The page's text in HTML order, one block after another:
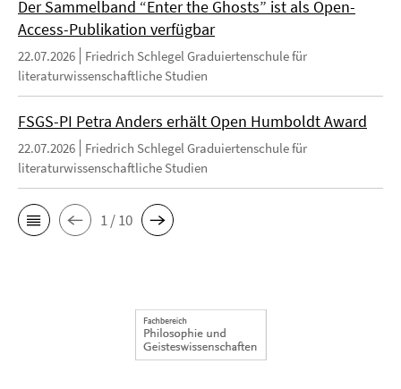
Der Sammelband “Enter the Ghosts” ist als Open-
Access-Publikation verfügbar
22.07.2026
Friedrich Schlegel Graduiertenschule für
literaturwissenschaftliche Studien
FSGS-PI Petra Anders erhält Open Humboldt Award
22.07.2026
Friedrich Schlegel Graduiertenschule für
literaturwissenschaftliche Studien
1 / 10